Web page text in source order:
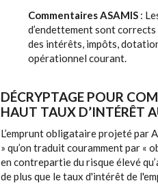
Commentaires ASAMIS :
d’endettement sont
des intérêts, impôts,
opérationnel courant.
DÉCRYPTAGE POUR
HAUT TAUX D’INTÉRÊT
L’emprunt obligataire projeté par
» qu’on traduit couramment par «
en contrepartie du risque élevé
de plus que le taux d'intérêt de